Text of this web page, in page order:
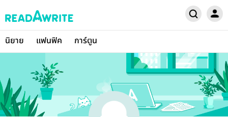
นิยาย แฟนฟิค การ์ตูน